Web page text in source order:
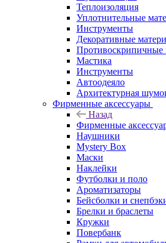
Теплоизоляция
Уплотнительные
Инструменты
Декоративные
Противоскрипичные
Мастика
Инструменты
Автоодеяло
Архитектурная
Фирменные аксессуары
Назад
Фирменные
Наушники
Mystery Box
Маски
Наклейки
Футболки и поло
Ароматизаторы
Бейсболки и
Брелки и браслеты
Кружки
Повербанк